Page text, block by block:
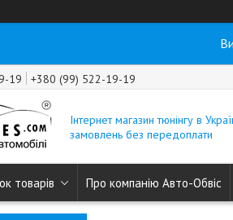
19 +380 (99) 522-19-19
Інтернет магазин тюнінгу в
замовлень без передоплати
товарів Про компанію Авто-Обвіс